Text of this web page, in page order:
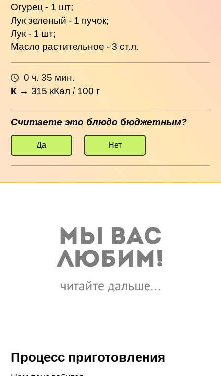
Огурец - 1 шт;
Лук зеленый - 1 пучок;
Лук - 1 шт;
Масло растительное - 3 ст.л.
0 ч. 35 мин.
К →315 кКал / 100 г
Считаете это блюдо бюджетным?
Да Нет
Процесс приготовления